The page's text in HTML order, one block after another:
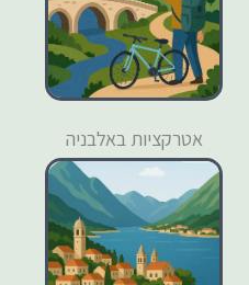
אטרקציות באלבניה